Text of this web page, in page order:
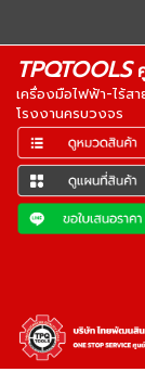
TPQTOOLS
เครื่องมือไฟฟ้า-ไร้ส
โรงงานครบวงจร